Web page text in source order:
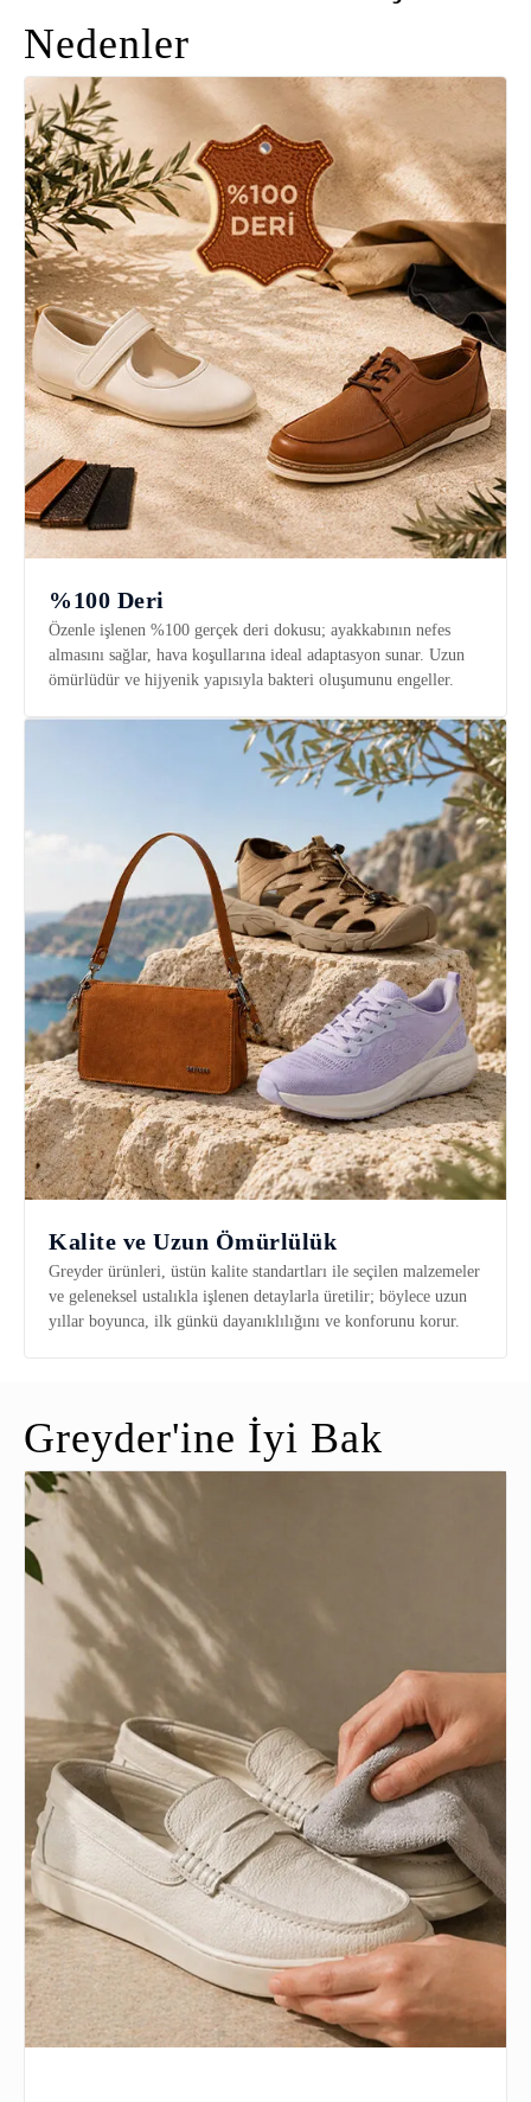
Nedenler
%100 Deri
Özenle işlenen %100 gerçek deri dokusu; ayakkabının nefes
almasını sağlar, hava koşullarına ideal adaptasyon sunar. Uzun
ömürlüdür ve hijyenik yapısıyla bakteri oluşumunu engeller.
Kalite ve Uzun Ömürlülük
Greyder ürünleri, üstün kalite standartları ile seçilen malzemeler
ve geleneksel ustalıkla işlenen detaylarla üretilir; böylece uzun
yıllar boyunca, ilk günkü dayanıklılığını ve konforunu korur.
Greyder'ine İyi Bak